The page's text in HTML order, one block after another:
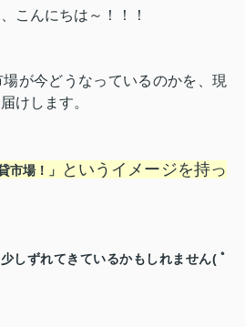
こんにちは～！！ ！
が今どうなっているのかを、現
けします。
市場！」
というイメージを持っ
しずれてきているかもしれません( ﾟ